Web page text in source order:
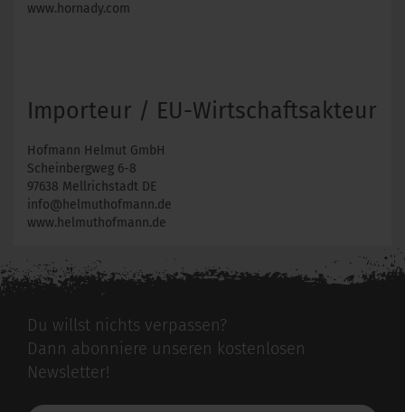
www.hornady.com
Importeur / EU-Wirtschaftsakteur
Hofmann Helmut GmbH
Scheinbergweg 6-8
97638 Mellrichstadt DE
info@helmuthofmann.de
www.helmuthofmann.de
Du willst nichts verpassen?
Dann abonniere unseren kostenlosen
Newsletter!